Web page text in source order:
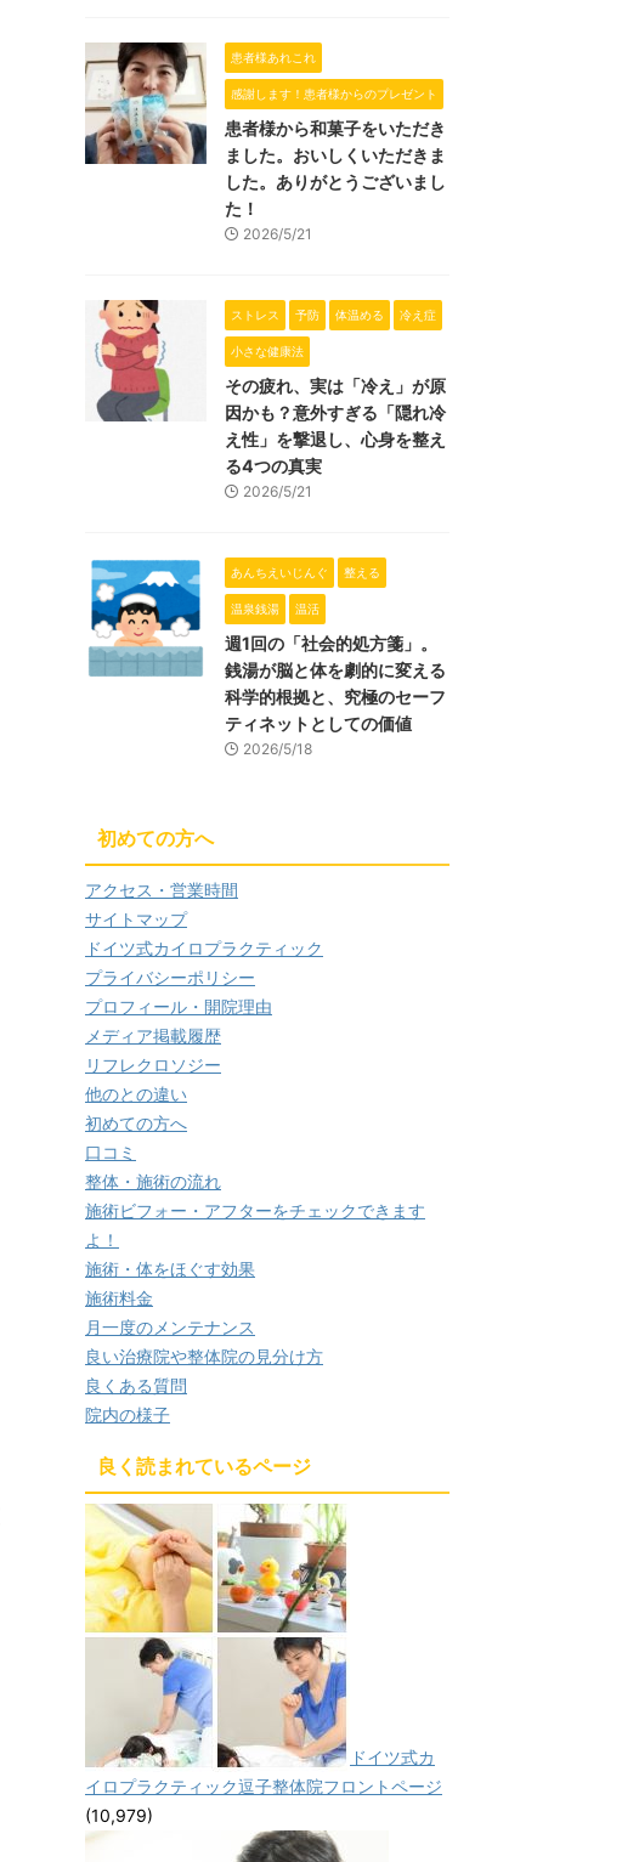
患者様あれこれ
感謝します！患者様からのプレゼント
患者様から和菓子をいただき
ました。おいしくいただきま
した。ありがとうございまし
た！
2026/5/21
ストレス 予防 体温める 冷え症
小さな健康法
その疲れ、実は「冷え」が原
因かも？意外すぎる「隠れ冷
え性」を撃退し、心身を整え
る4つの真実
2026/5/21
あんちえいじんぐ 整える
温泉銭湯 温活
週1回の「社会的処方箋」。
銭湯が脳と体を劇的に変える
科学的根拠と、究極のセーフ
ティネットとしての価値
2026/5/18
初めての方へ
アクセス・営業時間
サイトマップ
ドイツ式カイロプラクティック
プライバシーポリシー
プロフィール・開院理由
メディア掲載履歴
リフレクロソジー
他のとの違い
初めての方へ
口コミ
整体・施術の流れ
施術ビフォー・アフターをチェックできます
よ！
施術・体をほぐす効果
施術料金
月一度のメンテナンス
良い治療院や整体院の見分け方
良くある質問
院内の様子
良く読まれているページ
ドイツ式カ
イロプラクティック逗子整体院フロントページ
(10,979)